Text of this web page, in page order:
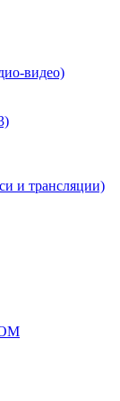
видео)
и трансляции)